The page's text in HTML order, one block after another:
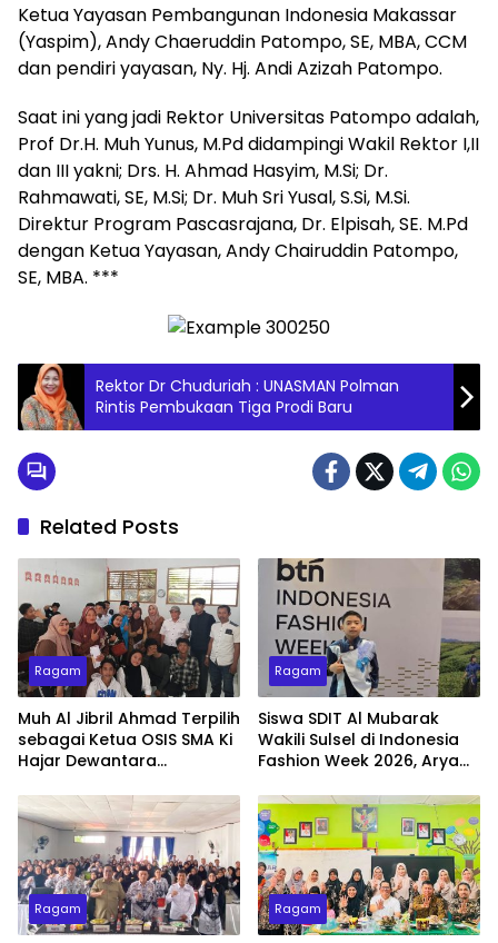
Ketua Yayasan Pembangunan Indonesia Makassar
(Yaspim), Andy Chaeruddin Patompo, SE, MBA, CCM
dan pendiri yayasan, Ny. Hj. Andi Azizah Patompo.
Saat ini yang jadi Rektor Universitas Patompo adalah,
Prof Dr.H. Muh Yunus, M.Pd didampingi Wakil Rektor I,II
dan III yakni; Drs. H. Ahmad Hasyim, M.Si; Dr.
Rahmawati, SE, M.Si; Dr. Muh Sri Yusal, S.Si, M.Si.
Direktur Program Pascasrajana, Dr. Elpisah, SE. M.Pd
dengan Ketua Yayasan, Andy Chairuddin Patompo,
SE, MBA. ***
Rektor Dr Chuduriah : UNASMAN Polman
Rintis Pembukaan Tiga Prodi Baru
Related Posts
Ragam
Muh Al Jibril Ahmad Terpilih
sebagai Ketua OSIS SMA Ki
Hajar Dewantara
Ragam
Siswa SDIT Al Mubarak
Wakili Sulsel di Indonesia
Fashion Week 2026, Arya
dengan Busana Ulos
Simetria
Ragam Ragam